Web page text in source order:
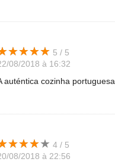
★★★★
★★★★ 5 / 5
08/2018 à 16:32
auténtica cozinha portuguesa
★★★★
★★★★ 4 / 5
08/2018 à 22:56